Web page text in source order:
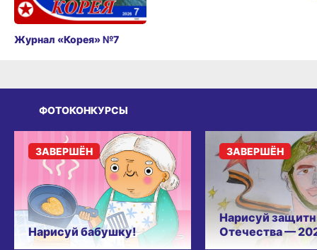
Журнал «Корея» №7
ФОТОКОНКУРСЫ
Нарисуй бабушку!
ЗАВЕРШЁН
Нарисуй
Отечества —
ЗАВЕРШЁН